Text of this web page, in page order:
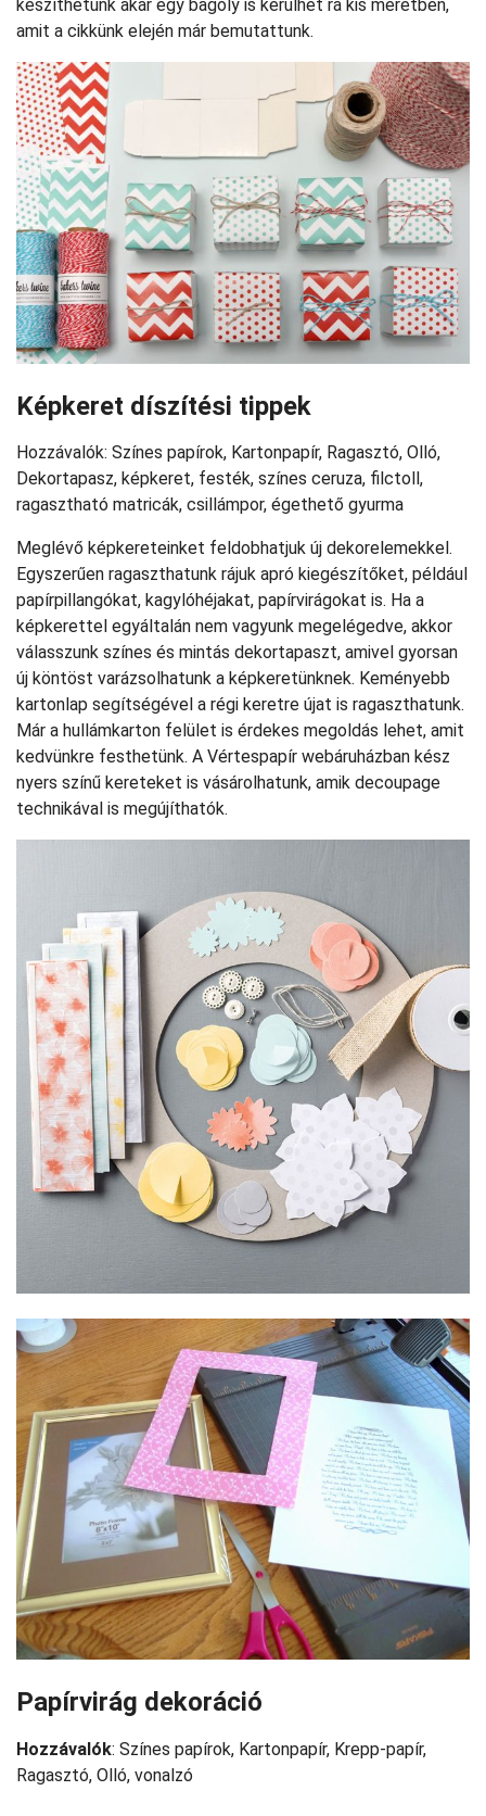
készíthetünk akár egy bagoly is kerülhet rá kis méretben,
amit a cikkünk elején már bemutattunk.
Képkeret díszítési tippek
Hozzávalók: Színes papírok, Kartonpapír, Ragasztó, Olló,
Dekortapasz, képkeret, festék, színes ceruza, filctoll,
ragasztható matricák, csillámpor, égethető gyurma
Meglévő képkereteinket feldobhatjuk új dekorelemekkel.
Egyszerűen ragaszthatunk rájuk apró kiegészítőket, például
papírpillangókat, kagylóhéjakat, papírvirágokat is. Ha a
képkerettel egyáltalán nem vagyunk megelégedve, akkor
válasszunk színes és mintás dekortapaszt, amivel gyorsan
új köntöst varázsolhatunk a képkeretünknek. Keményebb
kartonlap segítségével a régi keretre újat is ragaszthatunk.
Már a hullámkarton felület is érdekes megoldás lehet, amit
kedvünkre festhetünk. A Vértespapír webáruházban kész
nyers színű kereteket is vásárolhatunk, amik decoupage
technikával is megújíthatók.
Papírvirág dekoráció
Hozzávalók: Színes papírok, Kartonpapír, Krepp-papír,
Ragasztó, Olló, vonalzó